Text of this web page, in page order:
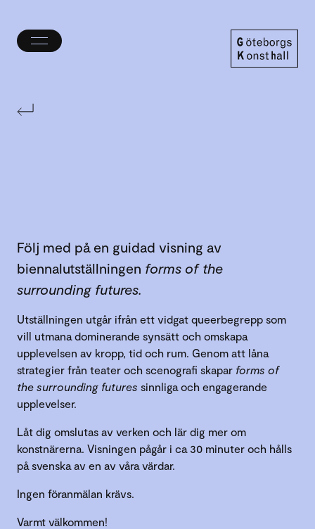
Öppna/stäng
Följ med på en guidad visning av
biennalutställningen forms of the
surrounding futures.
Utställningen utgår ifrån ett vidgat queerbegrepp som
vill utmana dominerande synsätt och omskapa
upplevelsen av kropp, tid och rum. Genom att låna
strategier från teater och scenografi skapar forms of
the surrounding futures sinnliga och engagerande
upplevelser.
Låt dig omslutas av verken och lär dig mer om
konstnärerna. Visningen pågår i ca 30 minuter och hålls
på svenska av en av våra värdar.
Ingen föranmälan krävs.
Varmt välkommen!